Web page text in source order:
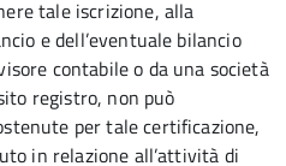
tale iscrizione, alla
e dell’eventuale bilancio
contabile o da una società
registro, non può
per tale certificazione,
in relazione all’attività di